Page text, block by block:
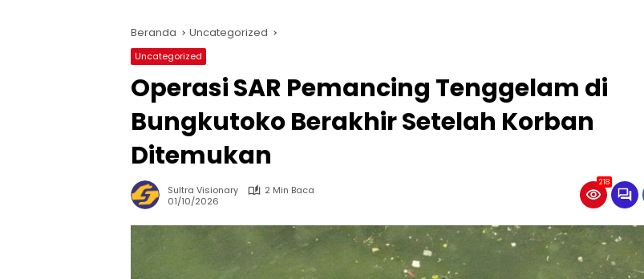
Beranda Uncategorized
Uncategorized
Operasi SAR Pemancing Tenggelam di
Bungkutoko Berakhir Setelah Korban
Ditemukan
Sultra Visionary
2 Min Baca
01/10/2026
218